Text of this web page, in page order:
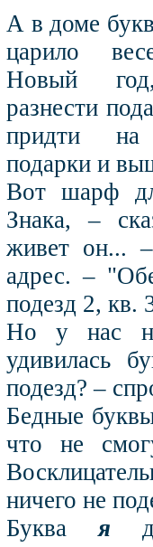
А в доме
царило
Новый
разнести
придти на
подарки и
Вот шарф
Знака, –
живет он...
адрес. –
подезд 2, кв.
Но у нас
удивилась
подезд? –
Бедные
что не
ничего не
Буква я